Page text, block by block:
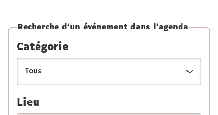
Recherche d'un événement dans l'agenda
Catégorie
Lieu